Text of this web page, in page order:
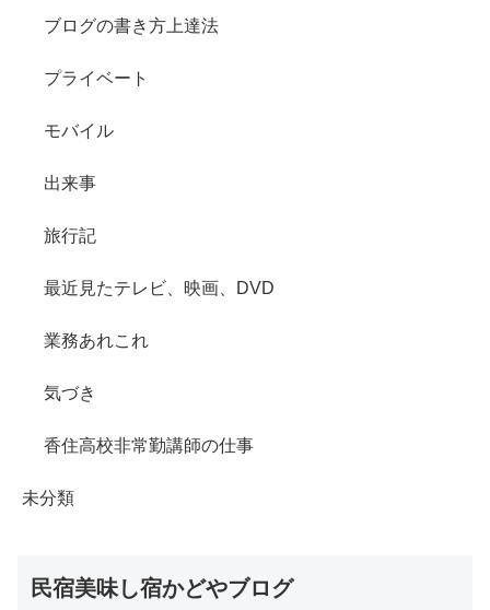
ブログの書き方上達法
プライベート
モバイル
出来事
旅行記
最近見たテレビ、映画、DVD
業務あれこれ
気づき
香住高校非常勤講師の仕事
未分類
民宿美味し宿かどやブログ